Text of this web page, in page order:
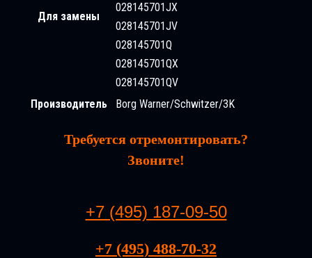
Для замены
028145701JX
028145701JV
028145701Q
028145701QX
028145701QV
Производитель
Borg Warner/Schwitzer/3K
Требуется отремонтировать?
Звоните!
+7 (495) 187-09-50
+7 (495) 488-70-32